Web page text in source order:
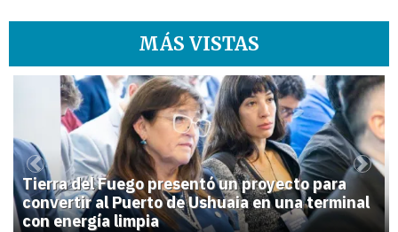
MÁS VISTAS
1
Tierra del Fuego presentó un proyecto para
convertir al Puerto de Ushuaia en una terminal
con energía limpia
Previous Next